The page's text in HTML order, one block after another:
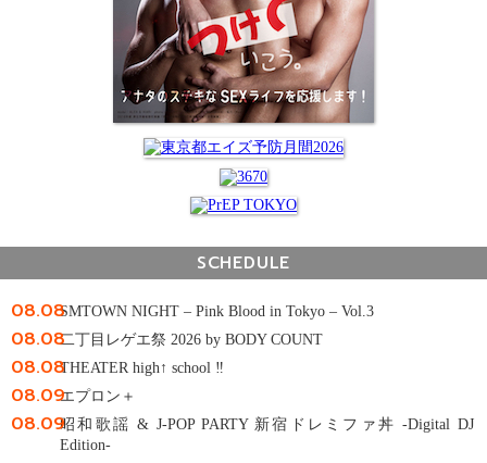
SCHEDULE
08.08SMTOWN NIGHT – Pink Blood in Tokyo – Vol.3
08.08二丁目レゲエ祭 2026 by BODY COUNT
08.08THEATER high↑ school ‼
08.09エプロン＋
08.09昭和歌謡 & J-POP PARTY 新宿ドレミファ丼 -Digital DJ
Edition-